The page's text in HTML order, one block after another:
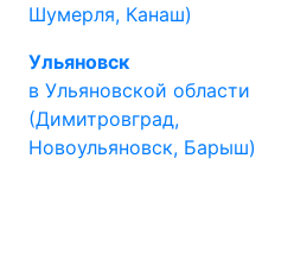
Шумерля, Канаш)
Ульяновск
в Ульяновской области
(Димитровград,
Новоульяновск, Барыш)